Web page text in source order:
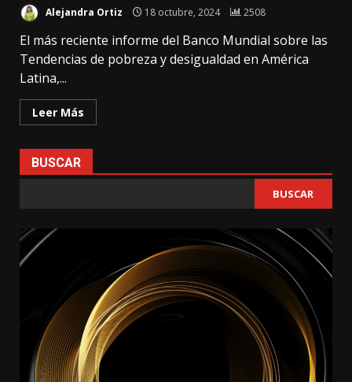
Alejandra Ortiz 18 octubre, 2024 2508
El más reciente informe del Banco Mundial sobre las
Tendencias de pobreza y desigualdad en América
Latina,...
Leer Más
BUSCAR
BUSCAR